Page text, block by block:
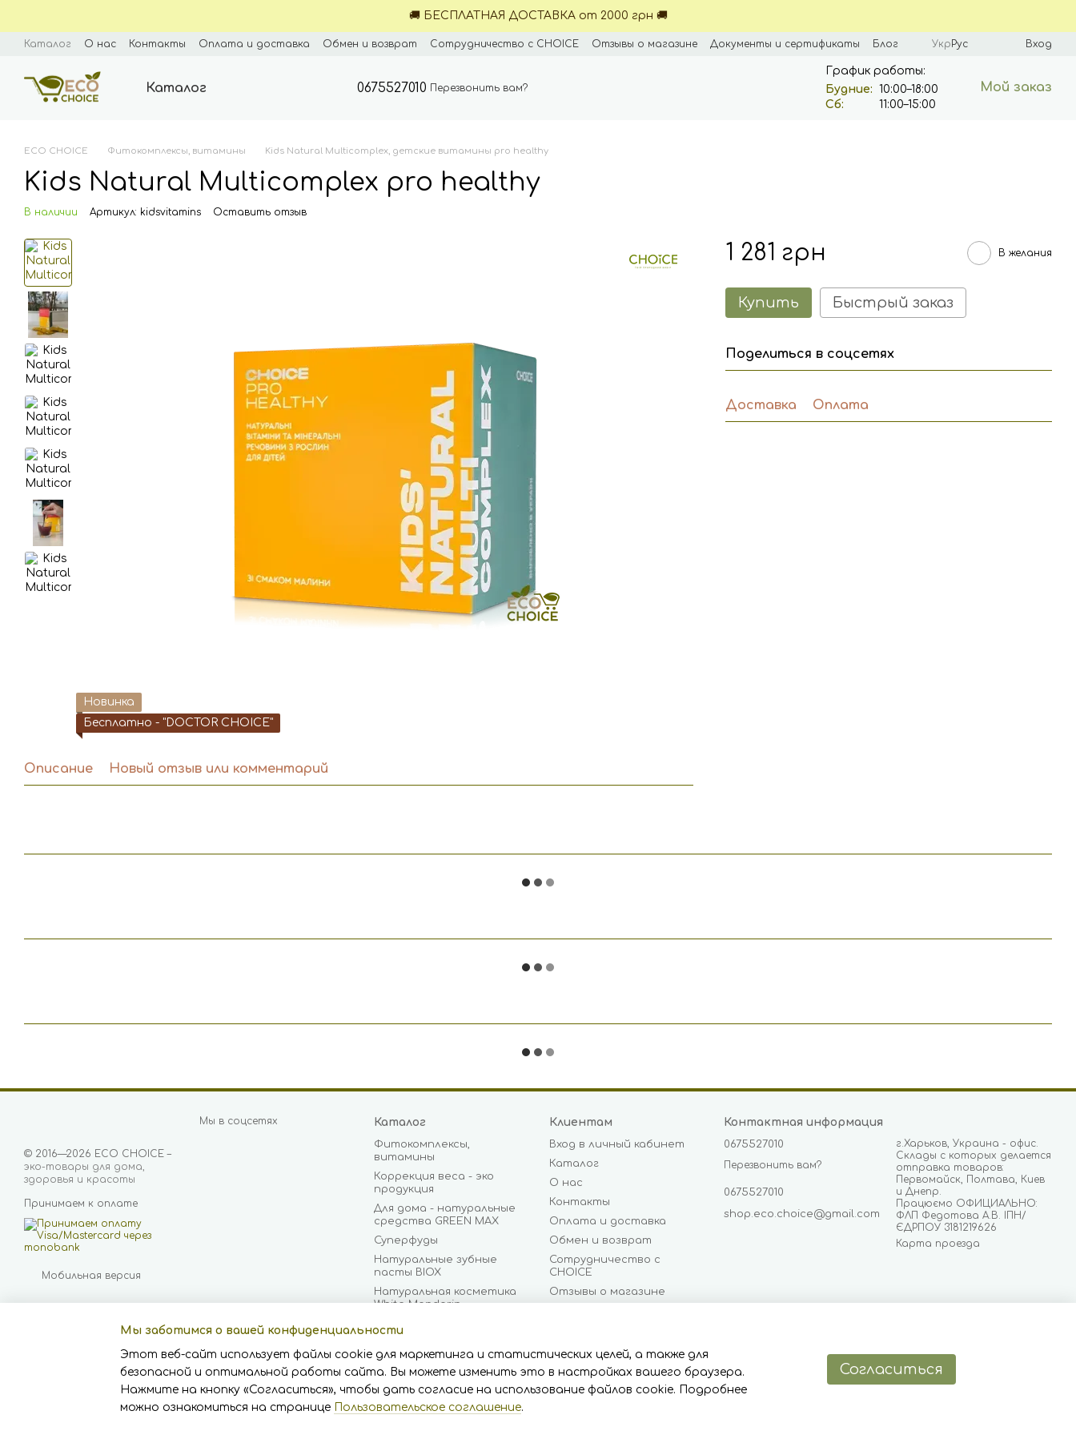
🚚 БЕСПЛАТНАЯ ДОСТАВКА от 2000 грн 🚚
Каталог О нас Контакты Оплата и доставка Обмен и возврат Сотрудничество с CHOICE Отзывы о магазине Документы и сертификаты
Блог
УкрРус Вход
Каталог 0675527010 Перезвонить вам?
График работы:
Будние: 10:00–18:00
Сб:
11:00–15:00
Мой заказ
ECO CHOICE Фитокомплексы, витамины Kids Natural Multicomplex, детские витамины pro healthy
Kids Natural Multicomplex pro healthy
В наличии Артикул: kidsvitamins Оставить отзыв
Новинка
Бесплатно - "DOCTOR CHOICE"
Описание Новый отзыв или комментарий
1 281 грн В желания
Купить Быстрый заказ
Поделиться в соцсетях
Доставка Оплата
© 2016—2026 ECO CHOICE –
эко-товары для дома,
здоровья и красоты
Принимаем к оплате
Мобильная версия
Online store built with
Мы в соцсетях Каталог
Фитокомплексы,
витамины
Коррекция веса - эко
продукция
Для дома - натуральные
средства GREEN MAX
Суперфуды
Натуральные зубные
пасты BIOX
Натуральная косметика
White Mandarin
CHOICE
Бренды
Клиентам
Вход в личный кабинет
Каталог
О нас
Контакты
Оплата и доставка
Обмен и возврат
Сотрудничество с
CHOICE
Отзывы о магазине
Пользовательское
соглашение
Контактная информация
0675527010
Перезвонить вам?
0675527010
shop.eco.choice@gmail.com
г.Харьков, Украина - офис.
Склады с которых делается
отправка товаров:
Первомайск, Полтава, Киев
и Днепр.
Працюємо ОФИЦИАЛЬНО:
ФЛП Федотова А.В. ІПН/
ЄДРПОУ 3181219626
Карта проезда
Мы заботимся о вашей конфиденциальности
Этот веб-сайт использует файлы cookie для маркетинга и статистических целей, а также для
безопасной и оптимальной работы сайта. Вы можете изменить это в настройках вашего браузера.
Нажмите на кнопку «Согласиться», чтобы дать согласие на использование файлов cookie. Подробнее
можно ознакомиться на странице Пользовательское соглашение.
Согласиться